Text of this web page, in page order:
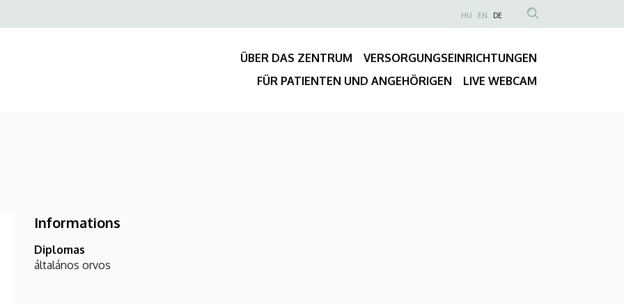
Felső
Anonim
fiók
menüje
NYELVVÁLASZTÓ
HU EN DE
TARTALOM
KERESÉSE
ÜBER DAS ZENTRUM
VERSORGUNGSEINRICHTUNGEN
FÜR PATIENTEN UND ANGEHÖRIGEN
LIVE WEBCAM
Informations
Diplomas
általános orvos